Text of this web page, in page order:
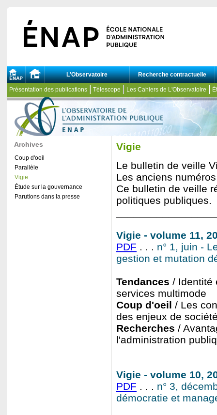
L'Observatoire Recherche contractuelle
Présentation des publications Télescope Les Cahiers de L'Observatoire
Archives
Coup d'oeil
Parallèle
Vigie
Étude sur la gouvernance
Parutions dans la presse
Vigie
Le bulletin de veille
Les anciens
Ce bulletin de veille
politiques publiques.
Vigie - volume 11,
PDF . . . n° 1, juin -
gestion et mutation
Tendances / Identité
services multimode
Coup d'oeil / Les
des enjeux de
Recherches /
l'administration
Vigie - volume 10,
PDF . . . n° 3,
démocratie et